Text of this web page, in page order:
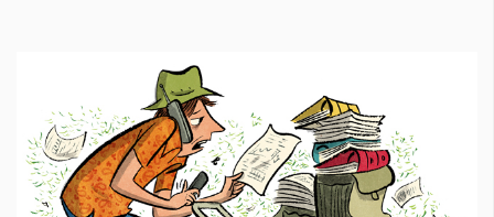
1188
30+ 1970
Гурме 1710